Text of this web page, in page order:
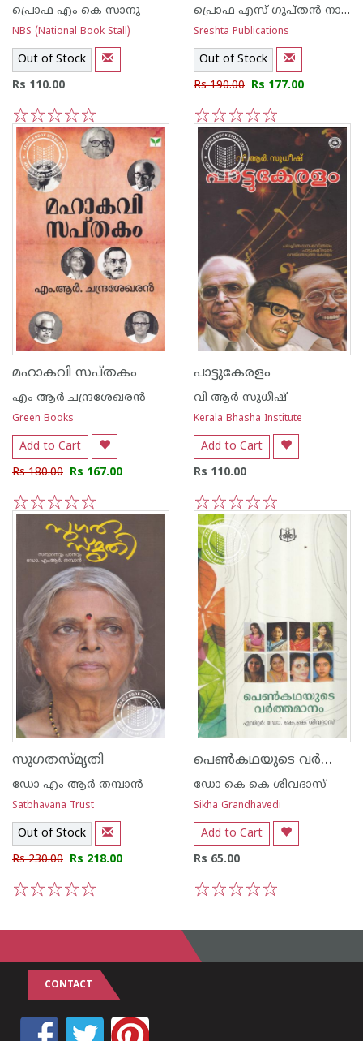
പ്രൊഫ എം കെ സാനു
NBS (National Book Stall)
Out of Stock
Rs 110.00
5
4
3
2
1
പ്രൊഫ എസ് ഗുപ്തന്‍ നായര്‍
Sreshta Publications
Out of Stock
Rs 190.00 Rs 177.00
5
4
3
2
1
മഹാകവി സപ്തകം
എം ആര്‍ ചന്ദ്രശേഖരന്‍
Green Books
Add to Cart
Rs 180.00 Rs 167.00
5
4
3
2
1
പാട്ടുകേരളം
വി ആര്‍ സുധീഷ്
Kerala Bhasha Institute
Add to Cart
Rs 110.00
5
4
3
2
1
സുഗതസ്മൃതി
ഡോ എം ആര്‍ തമ്പാന്‍
Satbhavana Trust
Out of Stock
Rs 230.00 Rs 218.00
പെണ്‍കഥയുടെ വര്‍ത്തമാനം
ഡോ കെ കെ ശിവദാസ്
Sikha Grandhavedi
Add to Cart
Rs 65.00
CONTACT